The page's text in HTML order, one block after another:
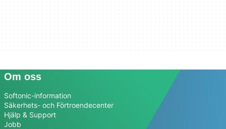
Om oss
Softonic-information
Säkerhets- och Förtroendecenter
Hjälp & Support
Jobb